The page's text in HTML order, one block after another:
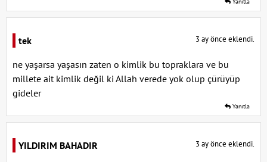
tek 3 ay önce eklendi.
ne yaşarsa yaşasın zaten o kimlik bu topraklara ve bu
millete ait kimlik değil ki Allah verede yok olup çürüyüp
gideler
Yanıtla
YILDIRIM BAHADIR 3 ay önce eklendi.